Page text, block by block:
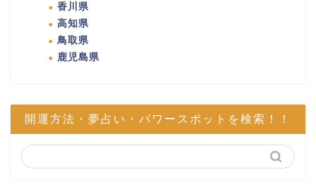
香川県
高知県
鳥取県
鹿児島県
開運方法・夢占い・パワースポットを検索！！